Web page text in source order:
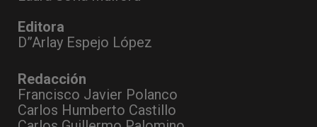
Editora
D”Arlay Espejo López
Redacción
Francisco Javier Polanco
Carlos Humberto Castillo